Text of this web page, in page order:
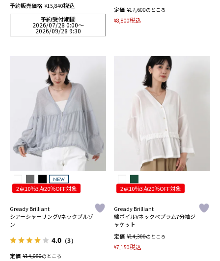
予約販売価格 ¥15,840税込
予約受付期間
2026/07/28 0:00〜
2026/09/28 9:30
定価 ¥17,600のところ
¥8,800税込
NEW
2点10％3点20％OFF対象
Gready Brilliant
シアーシャーリングVネックブルゾ
ン
4.0 （3）
定価 ¥14,080のところ
2点10％3点20％OFF対象
Gready Brilliant
綿ボイルVネックペプラム7分袖ジ
ャケット
定価 ¥14,300のところ
¥7,150税込